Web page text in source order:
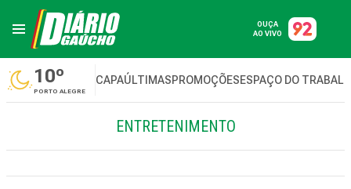
OUÇA
AO VIVO
10º
PORTO ALEGRE
CAPAÚLTIMASPROMOÇÕESESPAÇO DO
ENTRETENIMENTO